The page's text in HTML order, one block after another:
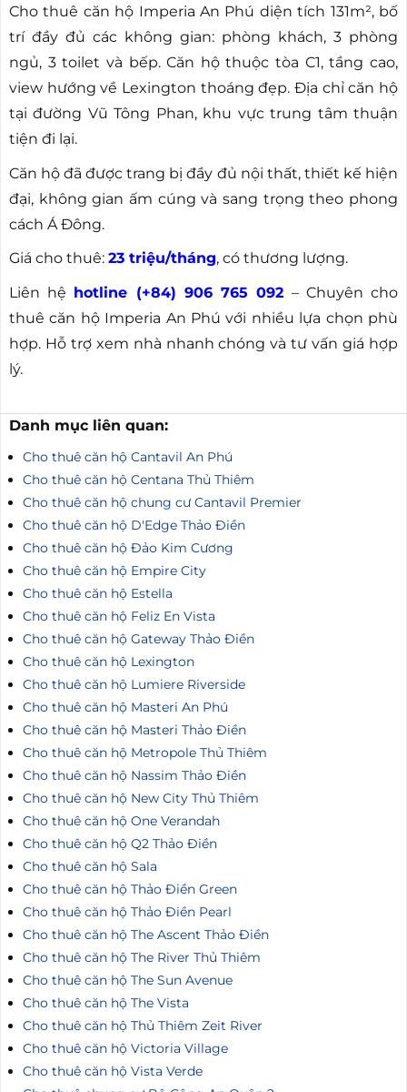
Cho thuê căn hộ Imperia An Phú diện tích 131m², bố
trí đầy đủ các không gian: phòng khách, 3 phòng
ngủ, 3 toilet và bếp. Căn hộ thuộc tòa C1, tầng cao,
view hướng về Lexington thoáng đẹp. Địa chỉ căn hộ
tại đường Vũ Tông Phan, khu vực trung tâm thuận
tiện đi lại.
Căn hộ đã được trang bị đầy đủ nội thất, thiết kế hiện
đại, không gian ấm cúng và sang trọng theo phong
cách Á Đông.
Giá cho thuê: 23 triệu/tháng, có thương lượng.
Liên hệ hotline (+84) 906 765 092 – Chuyên cho
thuê căn hộ Imperia An Phú với nhiều lựa chọn phù
hợp. Hỗ trợ xem nhà nhanh chóng và tư vấn giá hợp
lý.
Danh mục liên quan:
Cho thuê căn hộ Cantavil An Phú
Cho thuê căn hộ Centana Thủ Thiêm
Cho thuê căn hộ chung cư Cantavil Premier
Cho thuê căn hộ D'Edge Thảo Điền
Cho thuê căn hộ Đảo Kim Cương
Cho thuê căn hộ Empire City
Cho thuê căn hộ Estella
Cho thuê căn hộ Feliz En Vista
Cho thuê căn hộ Gateway Thảo Điền
Cho thuê căn hộ Lexington
Cho thuê căn hộ Lumiere Riverside
Cho thuê căn hộ Masteri An Phú
Cho thuê căn hộ Masteri Thảo Điền
Cho thuê căn hộ Metropole Thủ Thiêm
Cho thuê căn hộ Nassim Thảo Điền
Cho thuê căn hộ New City Thủ Thiêm
Cho thuê căn hộ One Verandah
Cho thuê căn hộ Q2 Thảo Điền
Cho thuê căn hộ Sala
Cho thuê căn hộ Thảo Điền Green
Cho thuê căn hộ Thảo Điền Pearl
Cho thuê căn hộ The Ascent Thảo Điền
Cho thuê căn hộ The River Thủ Thiêm
Cho thuê căn hộ The Sun Avenue
Cho thuê căn hộ The Vista
Cho thuê căn hộ Thủ Thiêm Zeit River
Cho thuê căn hộ Victoria Village
Cho thuê căn hộ Vista Verde